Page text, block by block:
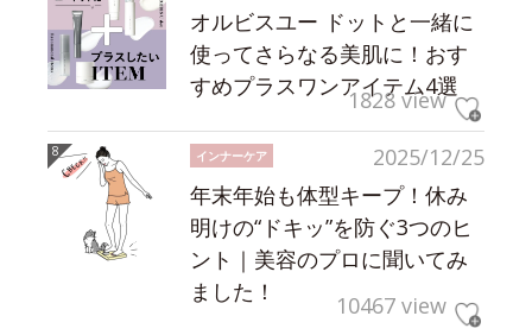
オルビスユー ドットと一緒に
使ってさらなる美肌に！おす
すめプラスワンアイテム4選
1828 view
2025/12/25
インナーケア
年末年始も体型キープ！休み
明けの“ドキッ”を防ぐ3つのヒ
ント｜美容のプロに聞いてみ
ました！
10467 view